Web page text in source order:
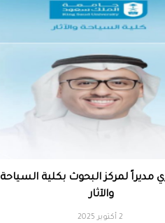
مديراً لمركز البحوث بكلية السياحة
والآثار
2 أكتوبر 2025